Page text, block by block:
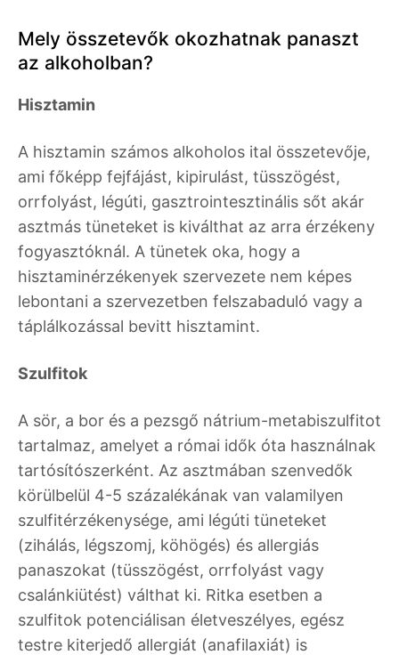
Mely összetevők okozhatnak panaszt
az alkoholban?
Hisztamin
A hisztamin számos alkoholos ital összetevője,
ami főképp fejfájást, kipirulást, tüsszögést,
orrfolyást, légúti, gasztrointesztinális sőt akár
asztmás tüneteket is kiválthat az arra érzékeny
fogyasztóknál. A tünetek oka, hogy a
hisztaminérzékenyek szervezete nem képes
lebontani a szervezetben felszabaduló vagy a
táplálkozással bevitt hisztamint.
Szulfitok
A sör, a bor és a pezsgő nátrium-metabiszulfitot
tartalmaz, amelyet a római idők óta használnak
tartósítószerként. Az asztmában szenvedők
körülbelül 4-5 százalékának van valamilyen
szulfitérzékenysége, ami légúti tüneteket
(zihálás, légszomj, köhögés) és allergiás
panaszokat (tüsszögést, orrfolyást vagy
csalánkiütést) válthat ki. Ritka esetben a
szulfitok potenciálisan életveszélyes, egész
testre kiterjedő allergiát (anafilaxiát) is